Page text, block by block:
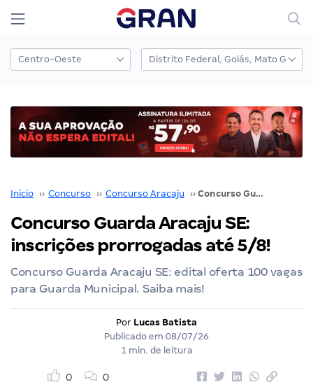
Início ›› Concurso ›› Concurso Aracaju ›› Concurso Guarda Aracaju SE: inscrições prorrogadas até 5/8!
Concurso Guarda Aracaju SE:
inscrições prorrogadas até 5/8!
Concurso Guarda Aracaju SE: edital oferta 100 vagas
para Guarda Municipal. Saiba mais!
Por Lucas Batista
Publicado em 08/07/26
1 min. de leitura
0 0